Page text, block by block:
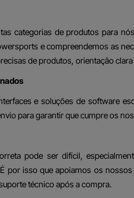
categorias de produtos para
e compreendemos as
de produtos, orientação
e soluções de software
para garantir que cumpre os
pode ser difícil,
por isso que apoiamos os
técnico após a compra.